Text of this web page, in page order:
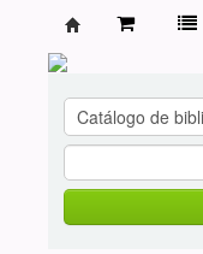
cendoc